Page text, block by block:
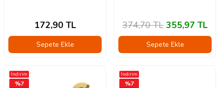
172,90TL
Sepete Ekle
374,70TL 355,97 TL
Sepete Ekle
İndirim
%7
İndirim
%7